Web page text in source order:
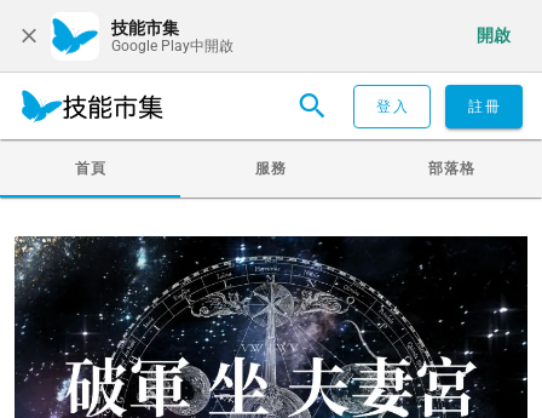
技能市集
Google Play中開啟
開啟
登入 註冊
首頁 服務 部落格